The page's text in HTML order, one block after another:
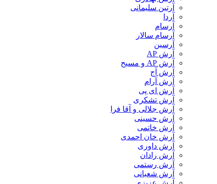
آرتین سلیمانی
آردا
آرسام
آرسام سالار
آرسین
آرش AP
آرش AP و مسیح
آرش آج
آرش آرام
آرش ای پی
آرش تشکری
آرش جلالی و آقا فرا
آرش حسینی
آرش خاتمی
آرش خان احمدی
آرش داوری
آرش رادان
آرش رستمى
آرش شعبانی